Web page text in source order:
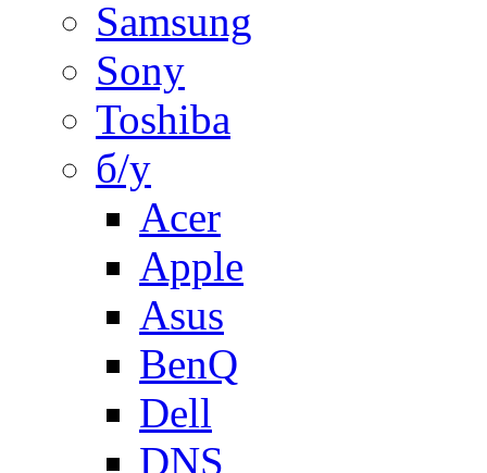
Samsung
Sony
Toshiba
б/у
Acer
Apple
Asus
BenQ
Dell
DNS